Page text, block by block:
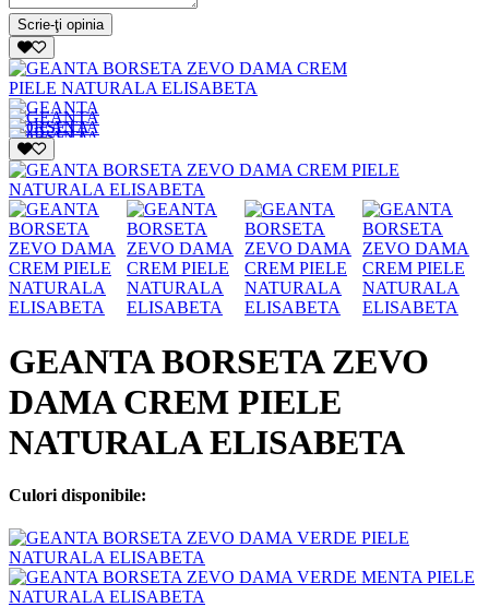
Scrie-ţi opinia
GEANTA BORSETA ZEVO
DAMA CREM PIELE
NATURALA ELISABETA
Culori disponibile: